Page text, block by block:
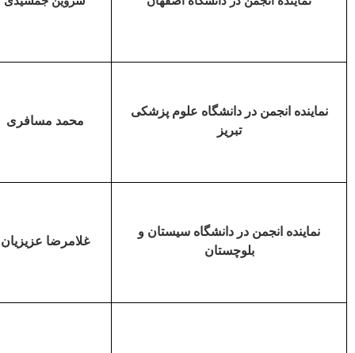
نماینده انجمن در دانشگاه علوم پزشکی
تبریز
محمد مسافری
نماینده انجمن در دانشگاه سیستان و
بلوچستان
غلامرضا عزیزیان